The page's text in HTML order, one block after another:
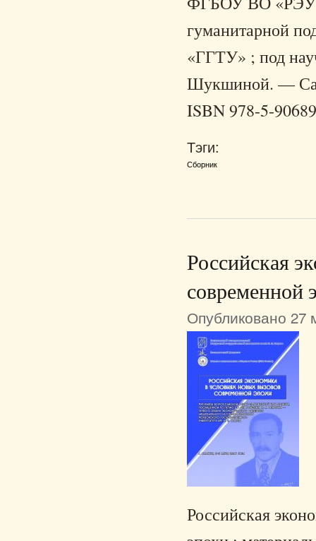
гуманитарной
«ГГТУ» ; под
Шукшиной. —
ISBN 978-5-
Тэги:
Сборник
Российская
современной
Опубликовано 27
Российская